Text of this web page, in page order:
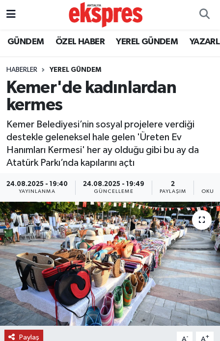
GÜNDEM ÖZEL HABER YEREL GÜNDEM
HABERLER YEREL GÜNDEM
Kemer'de kadınlardan
kermes
Kemer Belediyesi’nin sosyal projelere verdiği
destekle geleneksel hale gelen 'Üreten Ev
Hanımları Kermesi' her ay olduğu gibi bu ay da
Atatürk Parkı’nda kapılarını açtı
24.08.2025 - 19:40
YAYINLANMA
24.08.2025 - 19:49
GÜNCELLEME
2
PAYLAŞIM
Paylaş A- A+
ÖZEL HABER
YEREL GÜNDEM
EKONOMİ
KÜLTÜR - SANAT
SPOR
SİYASET
SAĞLIK
DÜNYA
EĞİTİM
TURİZM
RÖPORTAJ
VİDEO HABERLER
Nöbetçi Eczaneler
Trafik Durumu
Süper Lig Puan Durumu ve Fikstür
Tüm Manşetler
Son Dakika Haberleri
Haber Arşivi